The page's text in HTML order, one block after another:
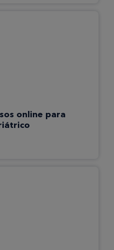
online para